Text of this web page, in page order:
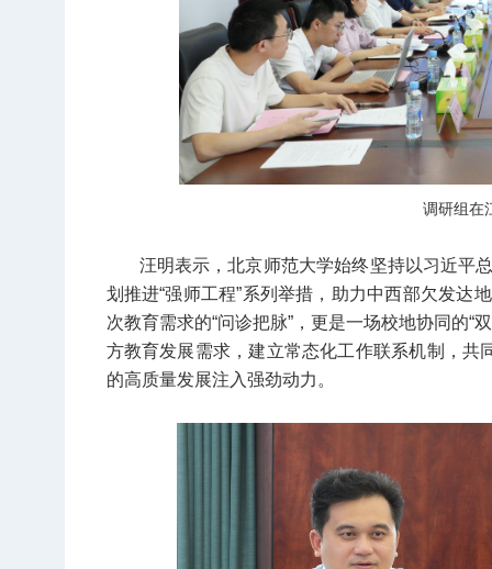
调研组在
汪明表示，北京师范大学始终坚持以习近平
划推进“强师工程”系列举措，助力中西部欠发达
次教育需求的“问诊把脉”，更是一场校地协同的
方教育发展需求，建立常态化工作联系机制，共
的高质量发展注入强劲动力。